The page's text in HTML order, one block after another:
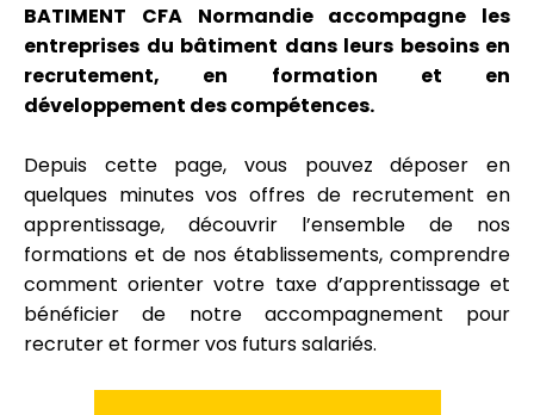
BATIMENT CFA Normandie accompagne les
entreprises du bâtiment dans leurs besoins en
recrutement, en formation et en
développement des compétences.
Depuis cette page, vous pouvez déposer en
quelques minutes vos offres de recrutement en
apprentissage, découvrir l’ensemble de nos
formations et de nos établissements, comprendre
comment orienter votre taxe d’apprentissage et
bénéficier de notre accompagnement pour
recruter et former vos futurs salariés.